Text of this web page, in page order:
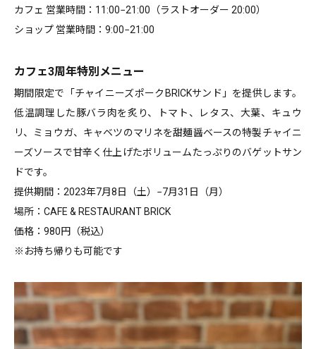
カフェ 営業時間：11:00−21:00（ラストオーダー 20:00）
ショップ 営業時間：9:00−21:00
カフェ3周年特別メニュー
期間限定で「チャイニーズポークBRICKサンド」を提供します。
低温調理した豚バラ肉を炙り、トマト、レタス、大葉、キュウ
リ、ミョウガ、キャベツのマリネを甜麺醤ベースの特製チャイニ
ーズソースで甘辛く仕上げたボリュームたっぷりのバゲットサン
ドです。
提供期間：2023年7月8日（土）−7月31日（月）
場所：CAFE & RESTAURANT BRICK
価格：980円（税込）
※お持ち帰りも可能です